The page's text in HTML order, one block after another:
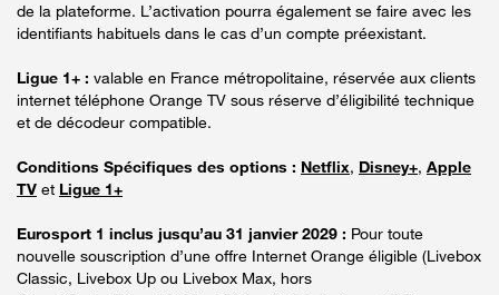
de la plateforme. L’activation pourra également se faire avec les
identifiants habituels dans le cas d’un compte préexistant.
Ligue 1+ : valable en France métropolitaine, réservée aux clients
internet téléphone Orange TV sous réserve d’éligibilité technique
et de décodeur compatible.
Conditions Spécifiques des options : Netflix, Disney+, Apple
TV et Ligue 1+
Eurosport 1 inclus jusqu’au 31 janvier 2029 : Pour toute
nouvelle souscription d’une offre Internet Orange éligible (Livebox
Classic, Livebox Up ou Livebox Max, hors